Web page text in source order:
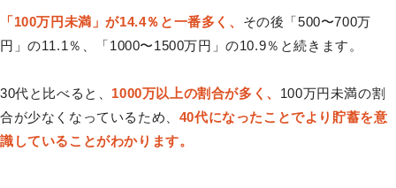
「100万円未満」が14.4％と一番多く、 その後「500〜700万
円」の11.1％、「1000〜1500万円」の10.9％と続きます。
30代と比べると、 1000万以上の割合が多く、 100万円未満の割
合が少なくなっているため、 40代になったことでより貯蓄を意
識していることがわかります。